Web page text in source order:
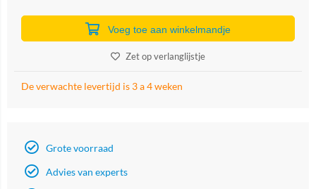
Voeg toe aan winkelmandje
Zet op verlanglijstje
De verwachte levertijd is 3 a 4 weken
Grote voorraad
Advies van experts